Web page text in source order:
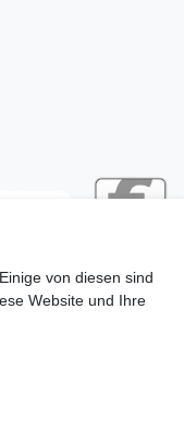
von diesen sind
Website und Ihre